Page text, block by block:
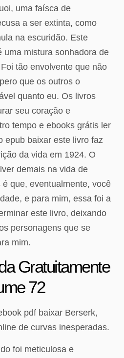
uma faísca de
a ser extinta, como
na escuridão. Este
uma mistura sonhadora de
tão envolvente que não
que os outros o
quanto eu. Os livros
seu coração e
tempo e ebooks grátis ler
epub baixar este livro faz
da vida em 1924. O
demais na vida de
que, eventualmente, você
e para mim, essa foi a
este livro, deixando
personagens que se
mim.
Gratuitamente
72
pdf baixar Berserk,
de curvas inesperadas.
foi meticulosa e